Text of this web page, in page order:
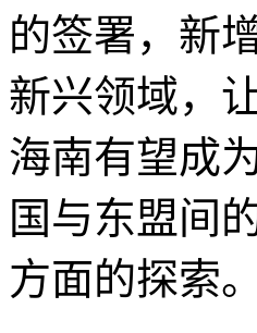
的签署，新
新兴领域，
海南有望成
国与东盟间
方面的探索。